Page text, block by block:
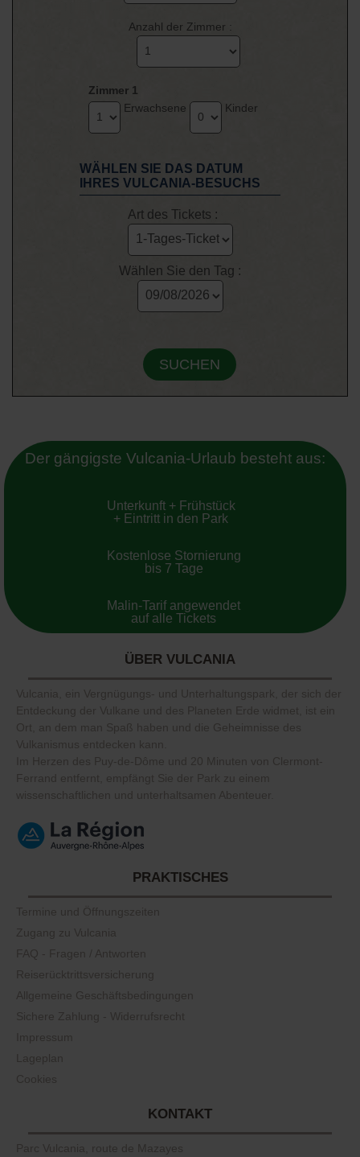
Anzahl der Zimmer :
Zimmer 1
Erwachsene
Kinder
WÄHLEN SIE DAS DATUM
IHRES VULCANIA-BESUCHS
Art des Tickets :
Wählen Sie den Tag :
Der gängigste Vulcania-Urlaub besteht aus:
Unterkunft + Frühstück
+ Eintritt in den Park
Kostenlose Stornierung
bis 7 Tage
Malin-Tarif angewendet
auf alle Tickets
ÜBER VULCANIA
Vulcania, ein Vergnügungs- und Unterhaltungspark, der sich der
Entdeckung der Vulkane und des Planeten Erde widmet, ist ein
Ort, an dem man Spaß haben und die Geheimnisse des
Vulkanismus entdecken kann.
Im Herzen des Puy-de-Dôme und 20 Minuten von Clermont-
Ferrand entfernt, empfängt Sie der Park zu einem
wissenschaftlichen und unterhaltsamen Abenteuer.
PRAKTISCHES
Termine und Öffnungszeiten
Zugang zu Vulcania
FAQ - Fragen / Antworten
Reiserücktrittsversicherung
Allgemeine Geschäftsbedingungen
Sichere Zahlung - Widerrufsrecht
Impressum
Lageplan
Cookies
KONTAKT
Parc Vulcania, route de Mazayes